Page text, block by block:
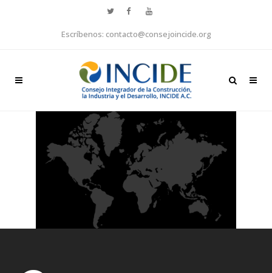
Escríbenos: contacto@consejoincide.org